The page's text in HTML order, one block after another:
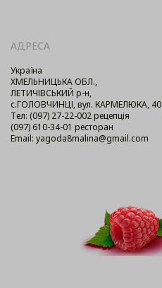
АДРЕСА
Україна
ХМЕЛЬНИЦЬКА ОБЛ.,
ЛЕТИЧІВСЬКИЙ р-н,
с.ГОЛОВЧИНЦІ, вул. КАРМЕЛЮКА, 40
Тел: (097) 27-22-002 рецепція
(097) 610-34-01 ресторан
Email: yagoda8malina@gmail.com